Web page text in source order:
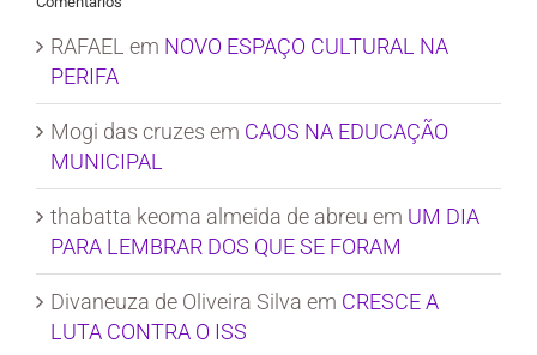
RAFAEL em NOVO ESPAÇO CULTURAL NA
PERIFA
Mogi das cruzes em CAOS NA EDUCAÇÃO
MUNICIPAL
thabatta keoma almeida de abreu em UM DIA
PARA LEMBRAR DOS QUE SE FORAM
Divaneuza de Oliveira Silva em CRESCE A
LUTA CONTRA O ISS